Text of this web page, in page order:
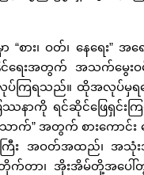
၊ ဝတ်၊ နေရေး” အရေး
နိုင်ရေးအတွက် အသက်မွေးဝ
ပ်ကြရသည်။ ထိုအလုပ်မှရသေ
ြဿနာကို ရင်ဆိုင်ဖြေရှင်
ောက်” အတွက် စားကောင်
း အဝတ်အထည်၊ အသုံးအ
က်တာ၊ အိုးအိမ်တို့အပ